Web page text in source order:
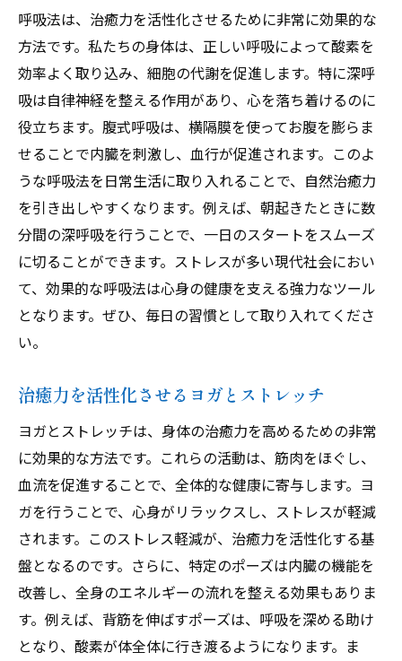
呼吸法は、治癒力を活性化させるために非常に効果的な
方法です。私たちの身体は、正しい呼吸によって酸素を
効率よく取り込み、細胞の代謝を促進します。特に深呼
吸は自律神経を整える作用があり、心を落ち着けるのに
役立ちます。腹式呼吸は、横隔膜を使ってお腹を膨らま
せることで内臓を刺激し、血行が促進されます。このよ
うな呼吸法を日常生活に取り入れることで、自然治癒力
を引き出しやすくなります。例えば、朝起きたときに数
分間の深呼吸を行うことで、一日のスタートをスムーズ
に切ることができます。ストレスが多い現代社会におい
て、効果的な呼吸法は心身の健康を支える強力なツール
となります。ぜひ、毎日の習慣として取り入れてくださ
い。
治癒力を活性化させるヨガとストレッチ
ヨガとストレッチは、身体の治癒力を高めるための非常
に効果的な方法です。これらの活動は、筋肉をほぐし、
血流を促進することで、全体的な健康に寄与します。ヨ
ガを行うことで、心身がリラックスし、ストレスが軽減
されます。このストレス軽減が、治癒力を活性化する基
盤となるのです。さらに、特定のポーズは内臓の機能を
改善し、全身のエネルギーの流れを整える効果もありま
す。例えば、背筋を伸ばすポーズは、呼吸を深める助け
となり、酸素が体全体に行き渡るようになります。ま